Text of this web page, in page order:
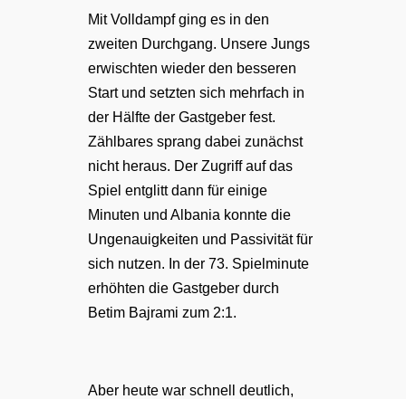
Mit Volldampf ging es in den
zweiten Durchgang. Unsere Jungs
erwischten wieder den besseren
Start und setzten sich mehrfach in
der Hälfte der Gastgeber fest.
Zählbares sprang dabei zunächst
nicht heraus. Der Zugriff auf das
Spiel entglitt dann für einige
Minuten und Albania konnte die
Ungenauigkeiten und Passivität für
sich nutzen. In der 73. Spielminute
erhöhten die Gastgeber durch
Betim Bajrami zum 2:1.
Aber heute war schnell deutlich,